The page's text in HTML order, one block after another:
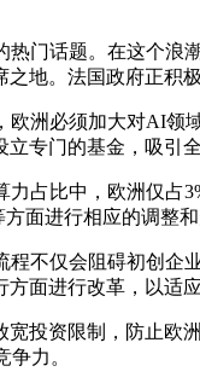
话题。在这个浪潮
地。法国政府正积
必须加大对AI领
专门的基金，吸引
比中，欧洲仅占
面进行相应的调整
仅会阻碍初创企
面进行改革，以适
资限制，防止欧
力。